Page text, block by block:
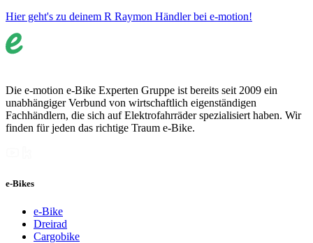
Hier geht's zu deinem R Raymon Händler bei e-motion!
Die e-motion e-Bike Experten Gruppe ist bereits seit 2009 ein
unabhängiger Verbund von wirtschaftlich eigenständigen
Fachhändlern, die sich auf Elektrofahrräder spezialisiert haben. Wir
finden für jeden das richtige Traum e-Bike.
e-Bikes
e-Bike
Dreirad
Cargobike